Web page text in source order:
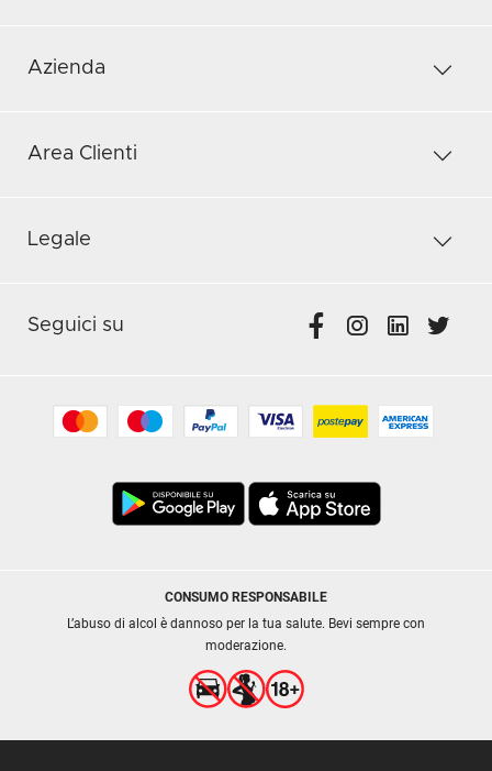
Azienda
Area Clienti
Legale
Seguici su
CONSUMO RESPONSABILE
L’abuso di alcol è dannoso per la tua salute. Bevi sempre con
moderazione.